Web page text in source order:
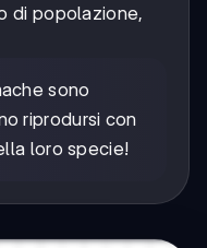
di popolazione,
sono
riprodursi con
loro specie!